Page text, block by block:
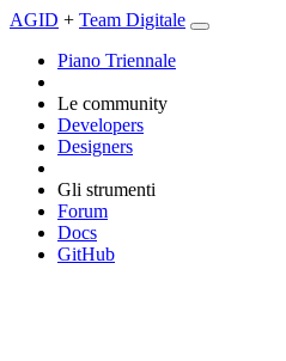
AGID + Team Digitale
Piano Triennale
Le community
Developers
Designers
Gli strumenti
Forum
Docs
GitHub